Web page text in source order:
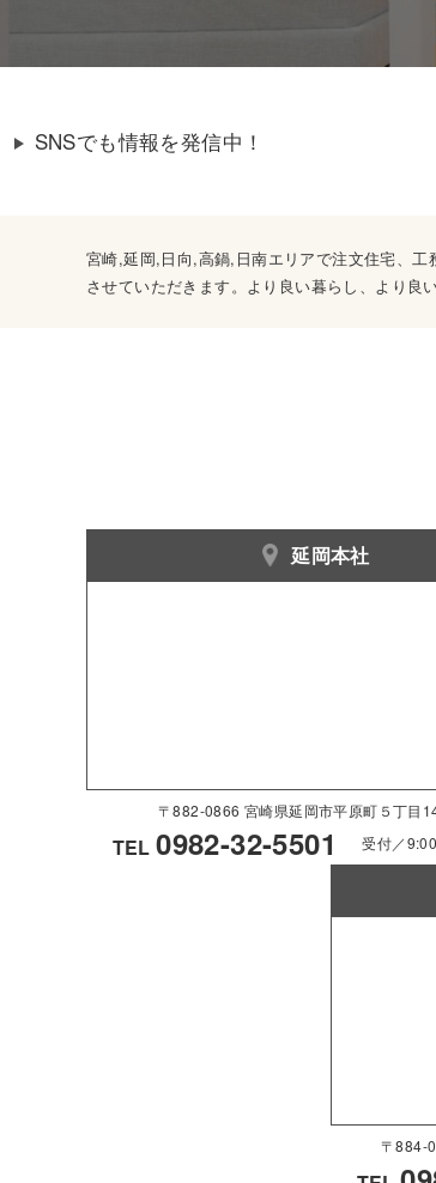
SNSでも情報を発信中！
宮崎,延岡,日向,高鍋,日南エリアで注文住宅、
させていただきます。より良い暮らし、より良
延岡本社
〒882-0866 宮崎県延岡市平原町５丁目
TEL0982-32-5501 受付／
〒884-